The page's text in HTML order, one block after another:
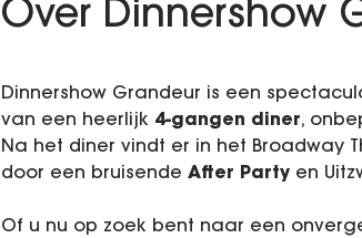
Over Dinnershow
Dinnershow Grandeur is een
van een heerlijk 4-gangen diner,
Na het diner vindt er in het Broadway
door een bruisende After Party en
Of u nu op zoek bent naar een